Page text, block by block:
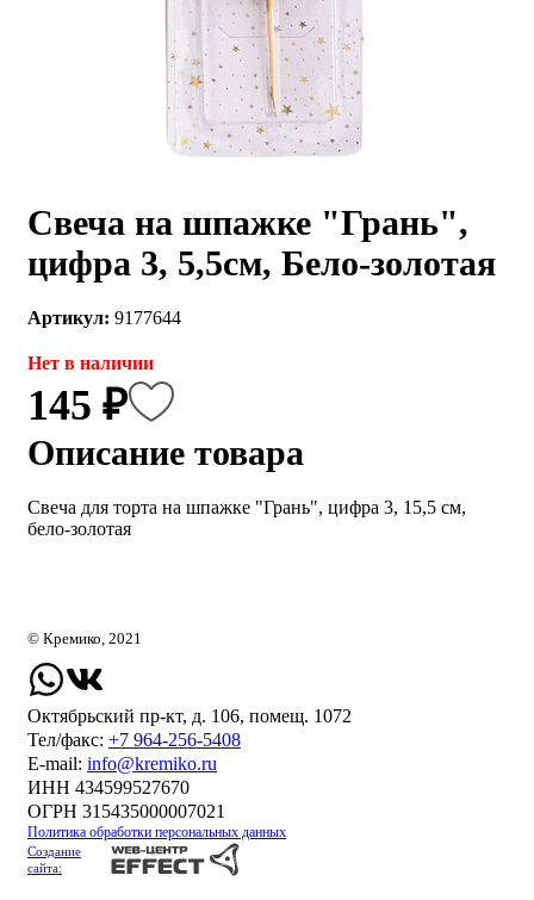
Свеча на шпажке "Грань",
цифра 3, 5,5см, Бело-золотая
Артикул: 9177644
Нет в наличии
145 ₽
Описание товара
Свеча для торта на шпажке "Грань", цифра 3, 15,5 см,
бело-золотая
© Кремико, 2021
Октябрьский пр-кт, д. 106, помещ. 1072
Тел/факс: +7 964-256-5408
Е-mail: info@kremiko.ru
ИНН 434599527670
ОГРН 315435000007021
Политика обработки персональных данных
Создание
сайта: